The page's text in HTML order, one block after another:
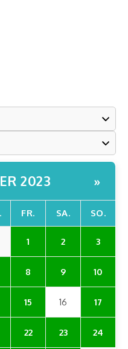
2023 »
FR. SA. SO.
1 2 3
8 9 10
15 16 17
22 23 24